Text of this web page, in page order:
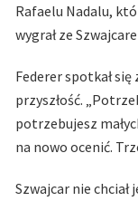
Rafaelu Nadalu,
wygrał ze
Federer spotkał
przyszłość.
potrzebujesz
na nowo ocenić.
Szwajcar nie